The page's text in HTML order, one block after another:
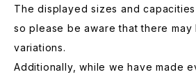
The displayed sizes and
so please be aware that there may
variations.
Additionally, while we have made